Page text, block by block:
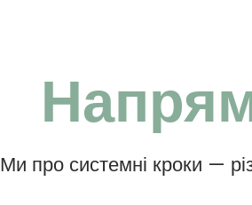
Ми про системні кроки —